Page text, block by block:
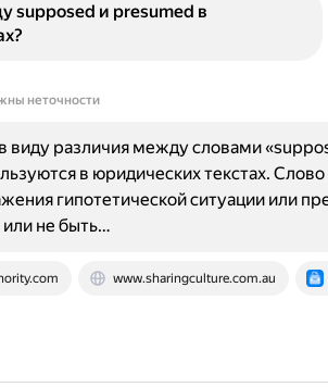
supposed и presumed в
неточности
www.sharingculture.com.au
различия между словами
в юридических текстах.
гипотетической ситуации или
не быть…